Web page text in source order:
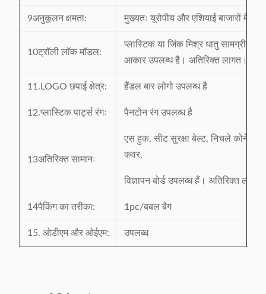
9अनुकूलन क्षमता: मुख्यतः यूरोपीय और एशियाई बाजारों में
10ट्रॉली लॉक मॉडल:
प्लास्टिक या जिंक मिश्र धातु सामग्री का
आकार उपलब्ध है। अतिरिक्त लागत।
11.LOGO छपाई क्षेत्र: हैंडल बार लोगो उपलब्ध है
12.प्लास्टिक पार्ट्स रंगः पैनटोन रंग उपलब्ध है
13अतिरिक्त सामानः
एस हुक, सीट सुरक्षा बेल्ट, निचले कोने
कवर,
विज्ञापन बोर्ड उपलब्ध हैं। अतिरिक्त
14पैकिंग का तरीका: 1pc/बबल बैग
15. ओडीएम और ओईएम: उपलब्ध